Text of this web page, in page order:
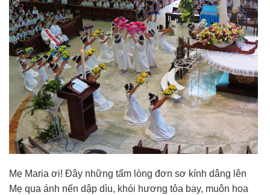
Mẹ Maria ơi! Đây những tấm lòng đơn sơ kính dâng lên
Mẹ qua ánh nến dập dìu, khói hương tỏa bay, muôn hoa